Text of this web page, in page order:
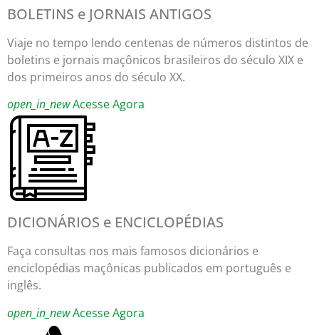
BOLETINS e JORNAIS ANTIGOS
Viaje no tempo lendo centenas de números distintos de
boletins e jornais maçônicos brasileiros do século XIX e
dos primeiros anos do século XX.
open_in_newAcesse Agora
DICIONÁRIOS e ENCICLOPÉDIAS
Faça consultas nos mais famosos dicionários e
enciclopédias maçônicas publicados em português e
inglês.
open_in_newAcesse Agora